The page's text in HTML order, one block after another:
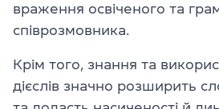
враження освіченого та
співрозмовника.
Крім того, знання та
дієслів значно розширить